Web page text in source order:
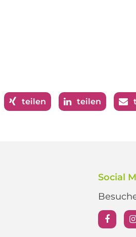
teilen teilen
Social